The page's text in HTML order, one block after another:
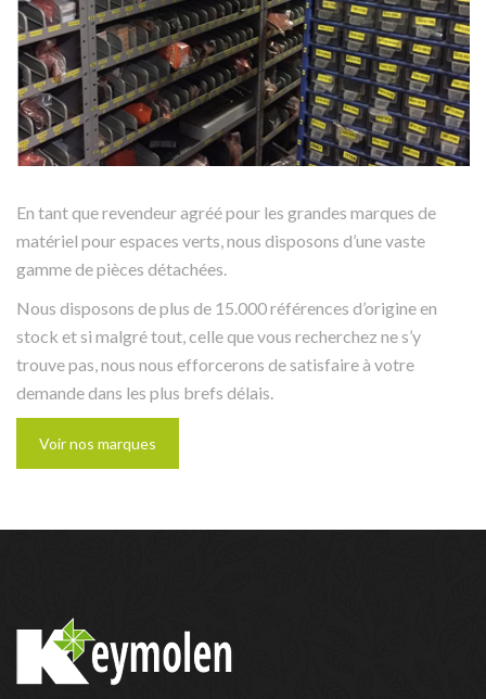
En tant que revendeur agréé pour les grandes marques de
matériel pour espaces verts, nous disposons d’une vaste
gamme de pièces détachées.
Nous disposons de plus de 15.000 références d’origine en
stock et si malgré tout, celle que vous recherchez ne s’y
trouve pas, nous nous efforcerons de satisfaire à votre
demande dans les plus brefs délais.
Voir nos marques